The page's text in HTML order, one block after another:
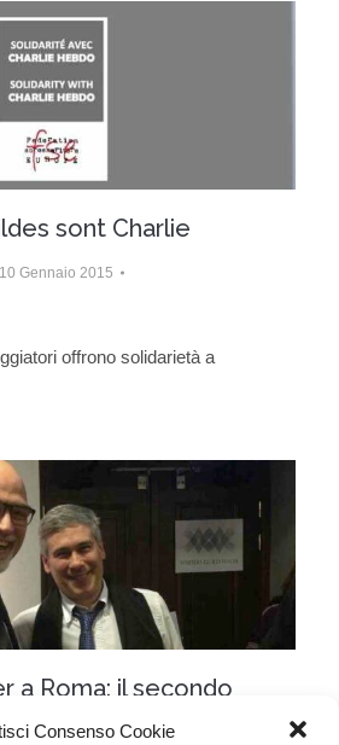
Consenso Cookie
sont Charlie
10 Gennaio 2015
offrono solidarietà a
a Roma: il secondo